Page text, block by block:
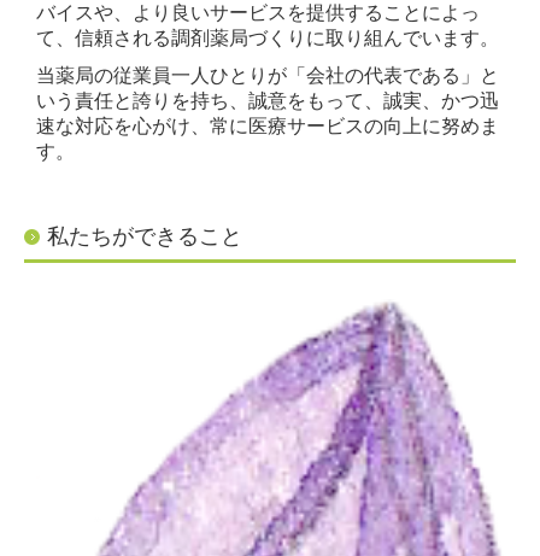
バイスや、より良いサービスを提供することによっ
て、信頼される調剤薬局づくりに取り組んでいます。
当薬局の従業員一人ひとりが「会社の代表である」と
いう責任と誇りを持ち、誠意をもって、誠実、かつ迅
速な対応を心がけ、常に医療サービスの向上に努めま
す。
私たちができること